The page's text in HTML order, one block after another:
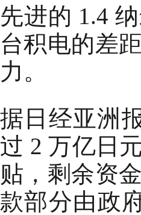
先进的 1.4
台积电的差
力。
据日经亚洲
过 2 万亿日
贴，剩余资
款部分由政